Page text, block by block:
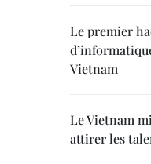
Le premier
Vietnam
Le Vietnam
attirer les